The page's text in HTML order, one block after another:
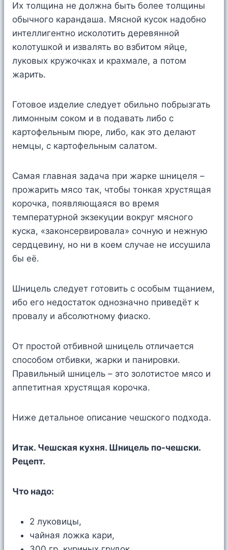
Их толщина не должна быть более толщины
обычного карандаша. Мясной кусок надобно
интеллигентно исколотить деревянной
колотушкой и извалять во взбитом яйце,
луковых кружочках и крахмале, а потом
жарить.
Готовое изделие следует обильно побрызгать
лимонным соком и в подавать либо с
картофельным пюре, либо, как это делают
немцы, с картофельным салатом.
Самая главная задача при жарке шницеля –
прожарить мясо так, чтобы тонкая хрустящая
корочка, появляющаяся во время
температурной экзекуции вокруг мясного
куска, «законсервировала» сочную и нежную
сердцевину, но ни в коем случае не иссушила
бы её.
Шницель следует готовить с особым тщанием,
ибо его недостаток однозначно приведёт к
провалу и абсолютному фиаско.
От простой отбивной шницель отличается
способом отбивки, жарки и панировки.
Правильный шницель – это золотистое мясо и
аппетитная хрустящая корочка.
Ниже детальное описание чешского подхода.
Итак. Чешская кухня. Шницель по-чешски.
Рецепт.
Что надо:
2 луковицы,
чайная ложка кари,